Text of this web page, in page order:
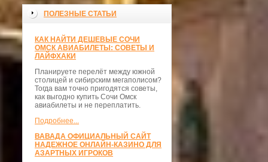
ПОЛЕЗНЫЕ СТАТЬИ
КАК НАЙТИ ДЕШЕВЫЕ СОЧИ
ОМСК АВИАБИЛЕТЫ: СОВЕТЫ И
ЛАЙФХАКИ
Планируете перелёт между южной
столицей и сибирским мегаполисом?
Тогда вам точно пригодятся советы,
как выгодно купить Сочи Омск
авиабилеты и не переплатить.
Подробнее...
ВАВАДА ОФИЦИАЛЬНЫЙ САЙТ
НАДЕЖНОЕ ОНЛАЙН-КАЗИНО ДЛЯ
АЗАРТНЫХ ИГРОКОВ